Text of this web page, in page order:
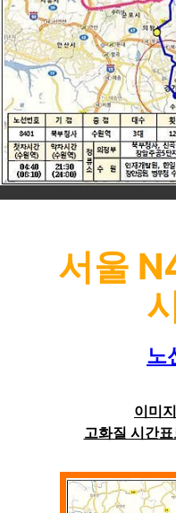
서울
노
이미
고화질 시간